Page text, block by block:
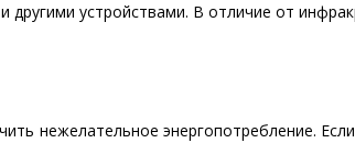
другими устройствами. В отличие от
нежелательное энергопотребление.